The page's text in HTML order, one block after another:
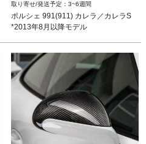
ポルシェ 991(911) カレラ／カレラS 1
3-18
*2013年8月以降モデル
3~6週間
ポルシェ 991(911) カレラ／カレラS
*2013年8月以降モデル